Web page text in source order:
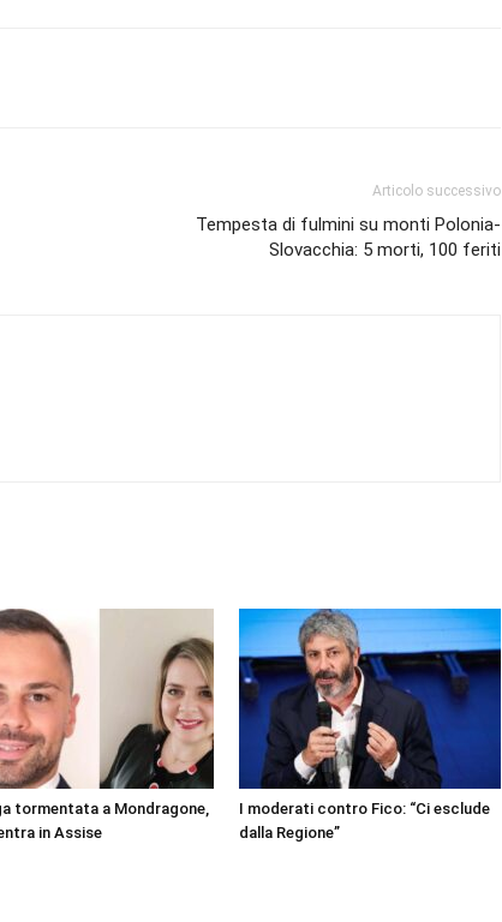
Articolo successivo
Tempesta di fulmini su monti Polonia-
Slovacchia: 5 morti, 100 feriti
tormentata a Mondragone,
in Assise
I moderati contro Fico: “Ci esclude
dalla Regione”